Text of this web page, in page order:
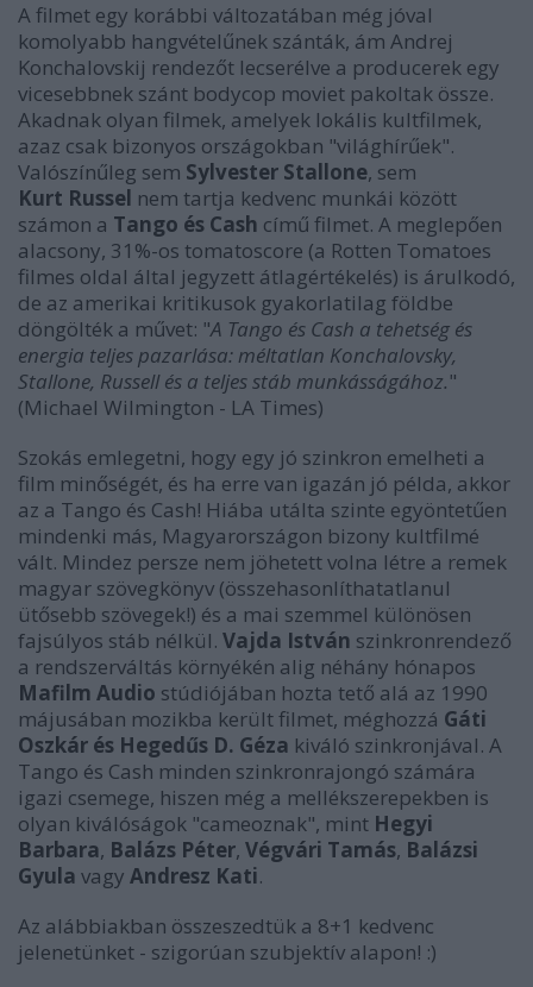
A filmet egy korábbi változatában még jóval
komolyabb hangvételűnek szánták, ám Andrej
Konchalovskij rendezőt lecserélve a producerek egy
vicesebbnek szánt bodycop moviet pakoltak össze.
Akadnak olyan filmek, amelyek lokális kultfilmek,
azaz csak bizonyos országokban "világhírűek".
Valószínűleg sem Sylvester Stallone, sem
Kurt Russel nem tartja kedvenc munkái között
számon a Tango és Cash című filmet. A meglepően
alacsony, 31%-os tomatoscore (a Rotten Tomatoes
filmes oldal által jegyzett átlagértékelés) is árulkodó,
de az amerikai kritikusok gyakorlatilag földbe
döngölték a művet: "A Tango és Cash a tehetség és
energia teljes pazarlása: méltatlan Konchalovsky,
Stallone, Russell és a teljes stáb munkásságához."
(Michael Wilmington - LA Times)
Szokás emlegetni, hogy egy jó szinkron emelheti a
film minőségét, és ha erre van igazán jó példa, akkor
az a Tango és Cash! Hiába utálta szinte egyöntetűen
mindenki más, Magyarországon bizony kultfilmé
vált. Mindez persze nem jöhetett volna létre a remek
magyar szövegkönyv (összehasonlíthatatlanul
ütősebb szövegek!) és a mai szemmel különösen
fajsúlyos stáb nélkül. Vajda István szinkronrendező
a rendszerváltás környékén alig néhány hónapos
Mafilm Audio stúdiójában hozta tető alá az 1990
májusában mozikba került filmet, méghozzá Gáti
Oszkár és Hegedűs D. Géza kiváló szinkronjával. A
Tango és Cash minden szinkronrajongó számára
igazi csemege, hiszen még a mellékszerepekben is
olyan kiválóságok "cameoznak", mint Hegyi
Barbara, Balázs Péter, Végvári Tamás, Balázsi
Gyula vagy Andresz Kati.
Az alábbiakban összeszedtük a 8+1 kedvenc
jelenetünket - szigorúan szubjektív alapon! :)